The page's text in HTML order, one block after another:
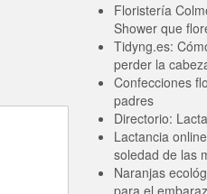
Floristería
Shower que
Tidyng.es:
perder la
Confecciones
padres
Directorio:
Lactancia
soledad de las
Naranjas
para el